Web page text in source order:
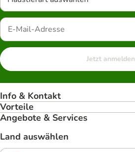
Jetzt anmelden
Info & Kontakt
Vorteile
Angebote & Services
Land auswählen